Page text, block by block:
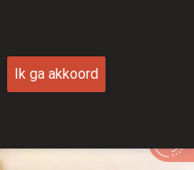
Ik ga akkoord